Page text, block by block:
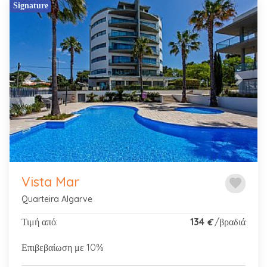
Signature
Previous Next
favorite
Vista Mar
Quarteira Algarve
Τιμή από: 134 €/βραδιά
Επιβεβαίωση με 10%